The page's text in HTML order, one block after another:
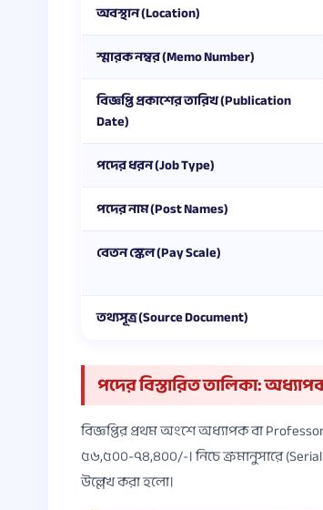
অবস্থান (Location)
স্মারক নম্বর (Memo Number)
বিজ্ঞপ্তি প্রকাশের তারিখ (Publication
Date)
পদের ধরন (Job Type)
পদের নাম (Post Names)
বেতন স্কেল (Pay Scale)
তথ্যসূত্র (Source Document)
পদের বিস্তারিত তালিকা:
বিজ্ঞপ্তির প্রথম অংশে অধ্যাপক বা
৫৬,৫০০-৭৪,৪০০/-। নিচে ক্রমানুসারে
উল্লেখ করা হলো।